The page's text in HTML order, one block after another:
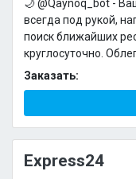
🌙 @Qaynoq_bot -
всегда под рукой,
поиск ближайших
круглосуточно.
Заказать:
Express24